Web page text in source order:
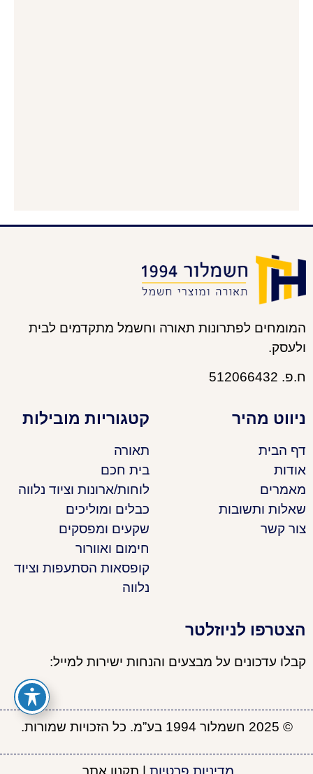
המומחים לפתרונות תאורה וחשמל מתקדמים לבית
ולעסק.
ח.פ. 512066432
ניווט מהיר
דף הבית
אודות
מאמרים
שאלות ותשובות
צור קשר
קטגוריות מובילות
תאורה
בית חכם
לוחות/ארונות וציוד נלווה
כבלים ומוליכים
שקעים ומפסקים
חימום ואוורור
קופסאות הסתעפות וציוד
נלווה
הצטרפו לניוזלטר
קבלו עדכונים על מבצעים והנחות ישירות למייל:
© 2025 חשמלור 1994 בע”מ. כל הזכויות שמורות.